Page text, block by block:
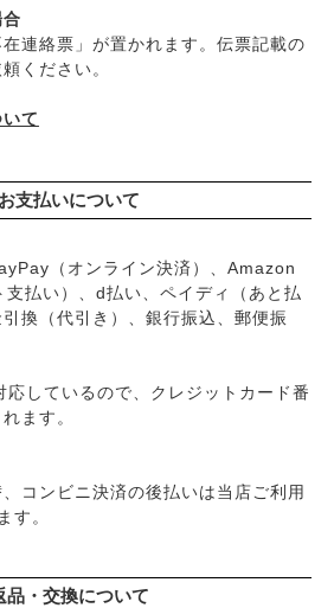
ア
み・臭い
連絡票」が置かれます。伝票記載の
ください。
て
お支払いについて
（オンライン決済）、Amazon
払い）、d払い、ペイディ（あと払
換（代引き）、銀行振込、郵便振
しているので、クレジットカード番
ます。
コンビニ決済の後払いは当店ご利用
す。
品・交換について